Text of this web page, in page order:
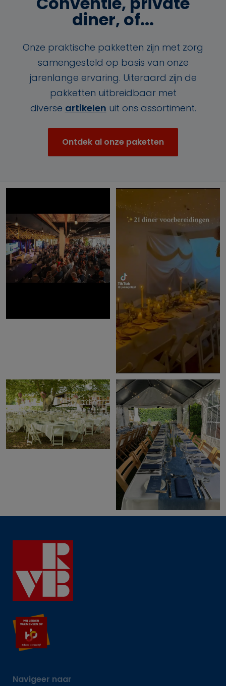
diner, of...
Onze praktische pakketten zijn met zorg
samengesteld op basis van onze
jarenlange ervaring. Uiteraard zijn de
pakketten uitbreidbaar met
diverse artikelen uit ons assortiment.
Ontdek al onze paketten
Navigeer naar